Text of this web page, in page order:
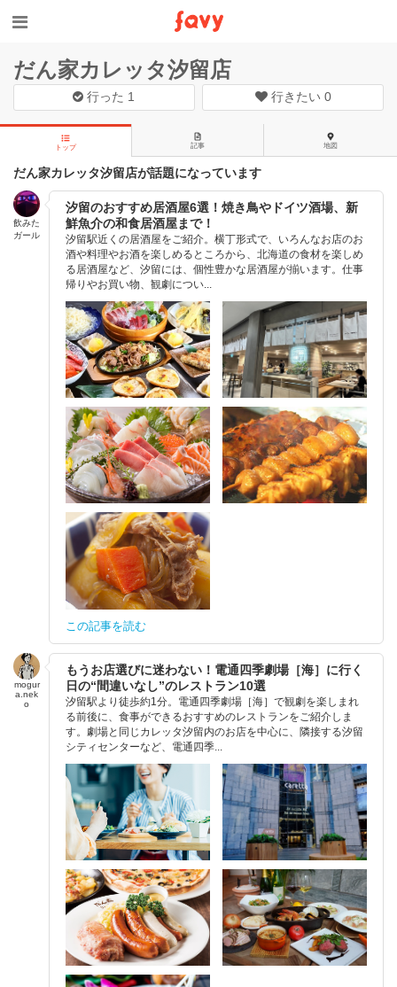
だん家カレッタ汐留店
行った 1 行きたい 0
トップ 記事 地図
だん家カレッタ汐留店が話題になっています
飲みた
ガール
汐留のおすすめ居酒屋6選！焼き鳥やドイツ酒場、新
鮮魚介の和食居酒屋まで！
汐留駅近くの居酒屋をご紹介。横丁形式で、いろんなお店のお
酒や料理やお酒を楽しめるところから、北海道の食材を楽しめ
る居酒屋など、汐留には、個性豊かな居酒屋が揃います。仕事
帰りやお買い物、観劇につい...
この記事を読む
mogur
a.nek
o
もうお店選びに迷わない！電通四季劇場［海］に行く
日の“間違いなし”のレストラン10選
汐留駅より徒歩約1分。電通四季劇場［海］で観劇を楽しまれ
る前後に、食事ができるおすすめのレストランをご紹介しま
す。劇場と同じカレッタ汐留内のお店を中心に、隣接する汐留
シティセンターなど、電通四季...